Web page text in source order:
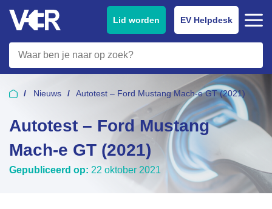
Lid worden EV Helpdesk
Nieuws Autotest – Ford Mustang Mach-e GT (2021)
Autotest – Ford Mustang
Mach-e GT (2021)
Gepubliceerd op: 22 oktober 2021